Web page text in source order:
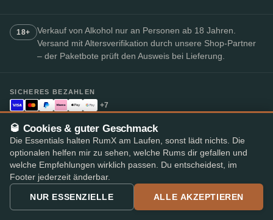
18+
Verkauf von Alkohol nur an Personen ab 18 Jahren.
Versand mit Altersverifikation durch unsere Shop-Partner
– der Paketbote prüft den Ausweis bei Lieferung.
SICHERES BEZAHLEN
+7
Bestbewertete Rum-App
★★★★★4,8· im App Store und Play Store
🥃 Cookies & guter Geschmack
Die Essentials halten RumX am Laufen, sonst lädt nichts. Die
optionalen helfen mir zu sehen, welche Rums dir gefallen und
welche Empfehlungen wirklich passen. Du entscheidest, im
Footer jederzeit änderbar.
NUR ESSENZIELLE ALLE AKZEPTIEREN